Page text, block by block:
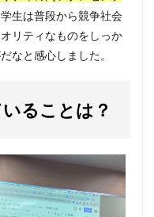
生は普段から競争社会
リティなものをしっか
なと感心しました。
ることは？